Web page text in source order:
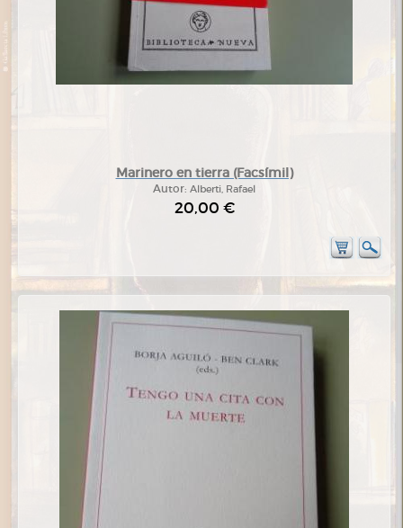
Marinero en tierra (Facsímil)
Autor: Alberti, Rafael
20,00 €